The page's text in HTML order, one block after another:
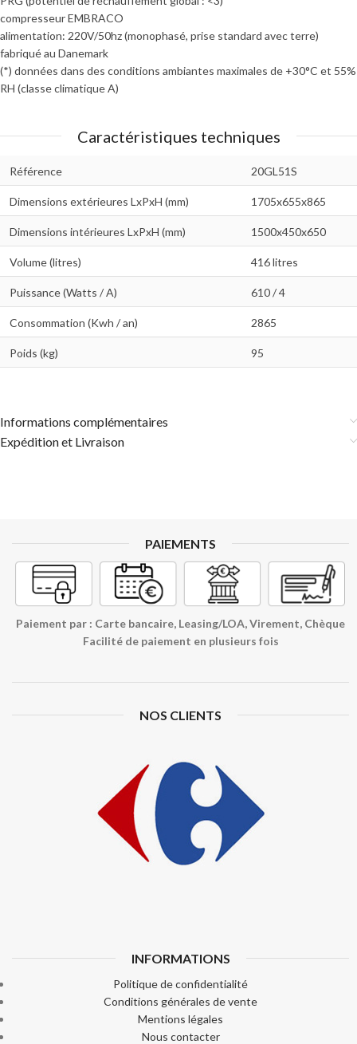
compresseur EMBRACO
alimentation: 220V/50hz (monophasé, prise standard avec terre)
fabriqué au Danemark
​(*) données dans des conditions ambiantes maximales de +30°C et 55%
RH (classe climatique A)
Caractéristiques techniques
Référence 20GL51S
Dimensions extérieures LxPxH (mm) 1705x655x865
Dimensions intérieures LxPxH (mm) 1500x450x650
Volume (litres) 416 litres
Puissance (Watts / A) 610 / 4
Consommation (Kwh / an) 2865
Poids (kg) 95
Informations complémentaires
Expédition et Livraison
PAIEMENTS
Paiement par : Carte bancaire, Leasing/LOA, Virement, Chèque
Facilité de paiement en plusieurs fois
NOS CLIENTS
INFORMATIONS
Politique de confidentialité
Conditions générales de vente
Mentions légales
Nous contacter